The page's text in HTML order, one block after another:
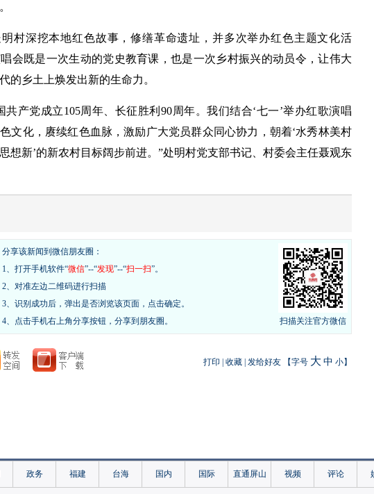
村深挖本地红色故事，修缮革命遗址，并多次举办红色主题文化活
会既是一次生动的党史教育课，也是一次乡村振兴的动员令，让伟大
的乡土上焕发出新的生命力。
共产党成立105周年、长征胜利90周年。我们结合‘七一’举办红歌演唱
文化，赓续红色血脉，激励广大党员群众同心协力，朝着‘水秀林美村
想新’的新农村目标阔步前进。”处明村党支部书记、村委会主任聂观东
扫描关注官方微信
分享该新闻到微信朋友圈：
1、打开手机软件“微信”--“发现”--“扫一扫”。
2、对准左边二维码进行扫描
3、识别成功后，弹出是否浏览该页面，点击确定。
4、点击手机右上角分享按钮，分享到朋友圈。
打印 收藏 发给好友 【字号 大 中 小】
政务 福建 台海 国内 国际 直通屏山 视频 评论